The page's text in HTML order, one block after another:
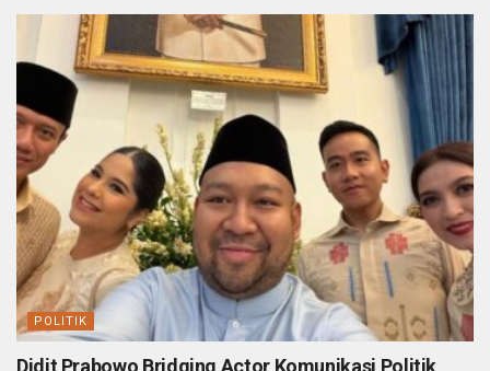
POLITIK
Didit Prabowo Bridging Actor Komunikasi Politik